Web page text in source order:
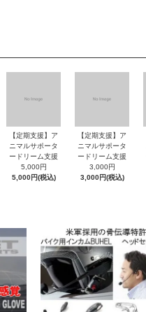
【定期支援】ア
ニマルサポータ
ードリーム支援
5,000円
5,000円(税込)
【定期支援】ア
ニマルサポータ
ードリーム支援
3,000円
3,000円(税込)